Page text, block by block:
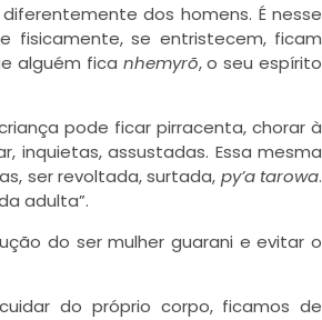
dos homens. É nesse
fisicamente, se entristecem, ficam
alguém fica nhemyrõ, o seu espírito
pode ficar pirracenta, chorar à
inquietas, assustadas. Essa mesma
ser revoltada, surtada, py’a tarowa.
adulta”.
do ser mulher guarani e evitar o
do próprio corpo, ficamos de